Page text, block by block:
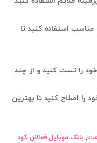
استفاده کنید تا
را تست کنید و از چند
را اصلاح کنید تا بهترین
, بانک موبایل فعالان کود